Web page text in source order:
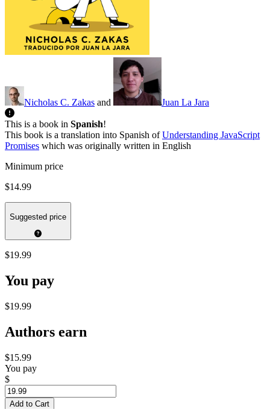
Nicholas C. Zakas and Juan La Jara
This is a book in Spanish!
This book is a translation into Spanish ofUnderstanding JavaScript
Promises which was originally written in English
Minimum price
$14.99
Suggested price
$19.99
You pay
$19.99
Authors earn
$15.99
You pay
$
Add to Cart